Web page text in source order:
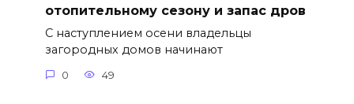
отопительному сезону и запас дров
С наступлением осени владельцы
загородных домов начинают
0 49